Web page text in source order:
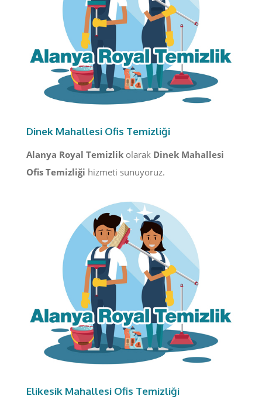
Dinek Mahallesi Ofis Temizliği
Alanya Royal Temizlik olarak Dinek Mahallesi
Ofis Temizliği hizmeti sunuyoruz.
Elikesik Mahallesi Ofis Temizliği